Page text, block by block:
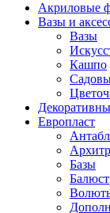
Акриловые
Вазы и
Вазы
Кашпо
Европласт
Базы